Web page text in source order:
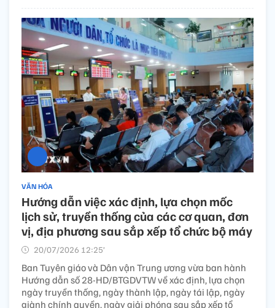
VĂN HÓA
Hướng dẫn việc xác định, lựa chọn mốc
lịch sử, truyền thống của các cơ quan, đơn
vị, địa phương sau sắp xếp tổ chức bộ máy
20/07/2026 12:25’
Ban Tuyên giáo và Dân vận Trung ương vừa ban hành
Hướng dẫn số 28-HD/BTGDVTW về xác định, lựa chọn
ngày truyền thống, ngày thành lập, ngày tái lập, ngày
giành chính quyền, ngày giải phóng sau sắp xếp tổ